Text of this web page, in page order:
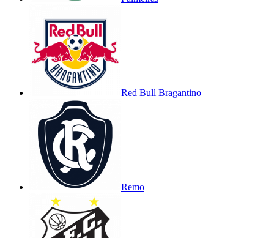
Red Bull Bragantino
Remo